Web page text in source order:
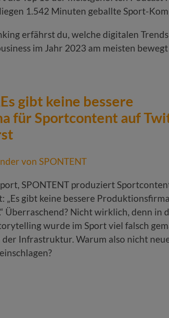
1.542 Minuten geballte Sport-
erfährst du, welche digitalen
im Jahr 2023 am meisten
gibt keine bessere
für Sportcontent auf
SPONTENT produziert
„Es gibt keine bessere
Überraschend? Nicht wirklich, denn in
wurde im Sport viel falsch
Infrastruktur. Warum also nicht